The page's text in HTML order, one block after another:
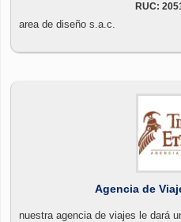
RUC:
area de diseño s.a.c.
Agencia de
nuestra agencia de viajes le dará